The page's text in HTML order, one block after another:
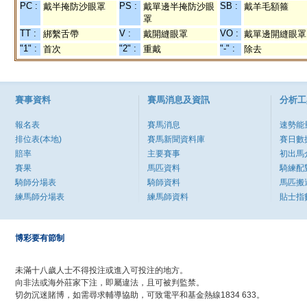
PC : 戴半掩防沙眼罩 PS :
戴單邊半掩防沙眼
罩
SB : 戴羊毛額箍
TT : 綁繫舌帶 V : 戴開縫眼罩 VO : 戴單邊開縫眼罩
"1" :
首次 "2" : 重戴 "-" : 除去
賽事資料
報名表
排位表(本地)
賠率
賽果
騎師分場表
練馬師分場表
賽馬消息及資訊
賽馬消息
賽馬新聞資料庫
主要賽事
馬匹資料
騎師資料
練馬師資料
分析
速勢能
賽日數
初出馬
騎練配
馬匹搬
貼士指
博彩要有節制
未滿十八歲人士不得投注或進入可投注的地方。
向非法或海外莊家下注，即屬違法，且可被判監禁。
切勿沉迷賭博，如需尋求輔導協助，可致電平和基金熱線1834 633。